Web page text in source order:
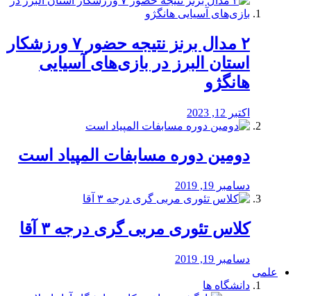
۲ مدال برنز نتیجه حضور ۷ ورزشکار
استان البرز در بازی‌های آسیایی
هانگژو
اکتبر 12, 2023
دومین دوره مسابفات المپیاد است
دسامبر 19, 2019
کلاس تئوری مربی گری درجه ۳ آقا
دسامبر 19, 2019
علمی
دانشگاه ها